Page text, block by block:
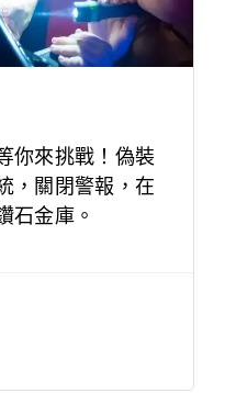
你來挑戰！偽裝
，關閉警報，在
石金庫。